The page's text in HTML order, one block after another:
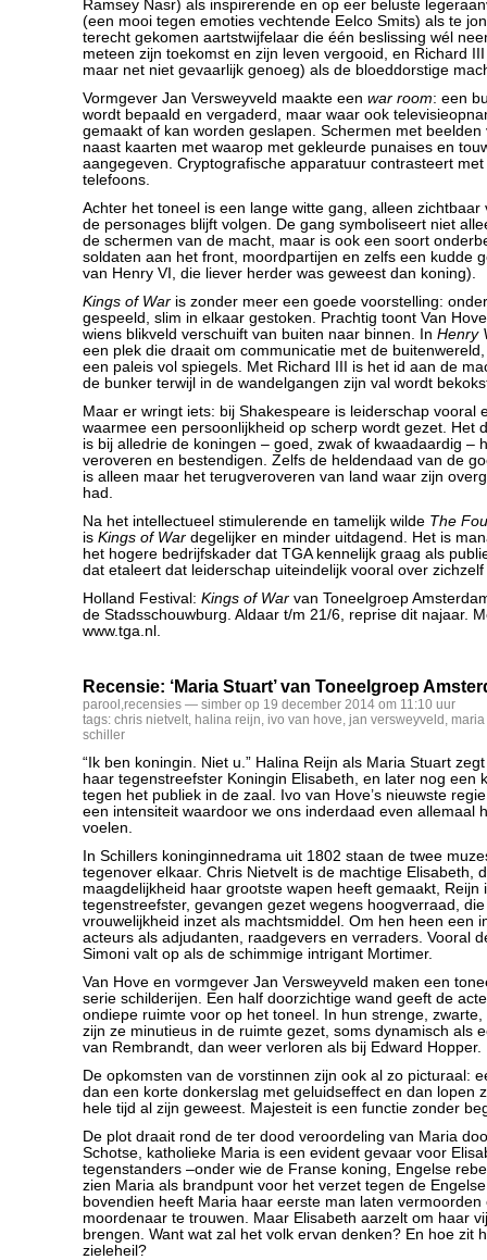
Ramsey Nasr) als inspirerende en op eer beluste
(een mooi tegen emoties vechtende Eelco Smits) als te
terecht gekomen aartstwijfelaar die één beslissing wél
meteen zijn toekomst en zijn leven vergooid, en Richard
maar net niet gevaarlijk genoeg) als de bloeddorstige
Vormgever Jan Versweyveld maakte een war room: een
wordt bepaald en vergaderd, maar waar ook
gemaakt of kan worden geslapen. Schermen met beelden
naast kaarten met waarop met gekleurde punaises en
aangegeven. Cryptografische apparatuur contrasteert
telefoons.
Achter het toneel is een lange witte gang, alleen zichtbaar
de personages blijft volgen. De gang symboliseert niet
de schermen van de macht, maar is ook een soort
soldaten aan het front, moordpartijen en zelfs een kudde
van Henry VI, die liever herder was geweest dan koning).
Kings of War is zonder meer een goede voorstelling:
gespeeld, slim in elkaar gestoken. Prachtig toont Van
wiens blikveld verschuift van buiten naar binnen. In Henry
een plek die draait om communicatie met de
een paleis vol spiegels. Met Richard III is het id aan de
de bunker terwijl in de wandelgangen zijn val wordt
Maar er wringt iets: bij Shakespeare is leiderschap vooral
waarmee een persoonlijkheid op scherp wordt gezet. Het
is bij alledrie de koningen – goed, zwak of kwaadaardig –
veroveren en bestendigen. Zelfs de heldendaad van de
is alleen maar het terugveroveren van land waar zijn
had.
Na het intellectueel stimulerende en tamelijk wilde The
is Kings of War degelijker en minder uitdagend. Het is
het hogere bedrijfskader dat TGA kennelijk graag als
dat etaleert dat leiderschap uiteindelijk vooral over
Holland Festival: Kings of War van Toneelgroep
de Stadsschouwburg. Aldaar t/m 21/6, reprise dit najaar.
www.tga.nl.
Recensie: ‘Maria Stuart’ van Toneelgroep
parool ,recensies — simber op 19 december 2014 om 11:10 uur
tags: chris nietvelt, halina reijn, ivo van hove, jan versweyveld ,
schiller
“Ik ben koningin. Niet u.” Halina Reijn als Maria Stuart
haar tegenstreefster Koningin Elisabeth, en later nog een
tegen het publiek in de zaal. Ivo van Hove’s nieuwste
een intensiteit waardoor we ons inderdaad even allemaal
voelen.
In Schillers koninginnedrama uit 1802 staan de twee
tegenover elkaar. Chris Nietvelt is de machtige Elisabeth,
maagdelijkheid haar grootste wapen heeft gemaakt, Reijn
tegenstreefster, gevangen gezet wegens hoogverraad,
vrouwelijkheid inzet als machtsmiddel. Om hen heen een
acteurs als adjudanten, raadgevers en verraders. Vooral
Simoni valt op als de schimmige intrigant Mortimer.
Van Hove en vormgever Jan Versweyveld maken een
serie schilderijen. Een half doorzichtige wand geeft de
ondiepe ruimte voor op het toneel. In hun strenge,
zijn ze minutieus in de ruimte gezet, soms dynamisch als
van Rembrandt, dan weer verloren als bij Edward Hopper.
De opkomsten van de vorstinnen zijn ook al zo picturaal:
dan een korte donkerslag met geluidseffect en dan lopen
hele tijd al zijn geweest. Majesteit is een functie zonder
De plot draait rond de ter dood veroordeling van Maria
Schotse, katholieke Maria is een evident gevaar voor
tegenstanders –onder wie de Franse koning, Engelse
zien Maria als brandpunt voor het verzet tegen de
bovendien heeft Maria haar eerste man laten
moordenaar te trouwen. Maar Elisabeth aarzelt om haar
brengen. Want wat zal het volk ervan denken? En hoe zit
zieleheil?